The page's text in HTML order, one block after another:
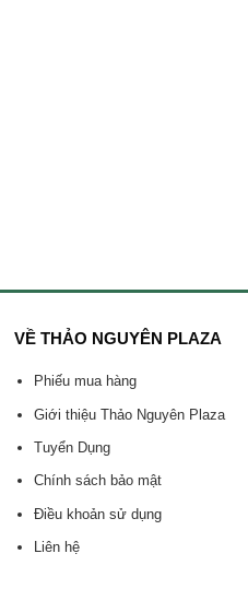
VỀ THẢO NGUYÊN PLAZA
Phiếu mua hàng
Giới thiệu Thảo Nguyên Plaza
Tuyển Dụng
Chính sách bảo mật
Điều khoản sử dụng
Liên hệ